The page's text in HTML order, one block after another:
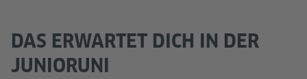
DAS ERWARTET DICH IN DER
JUNIORUNI